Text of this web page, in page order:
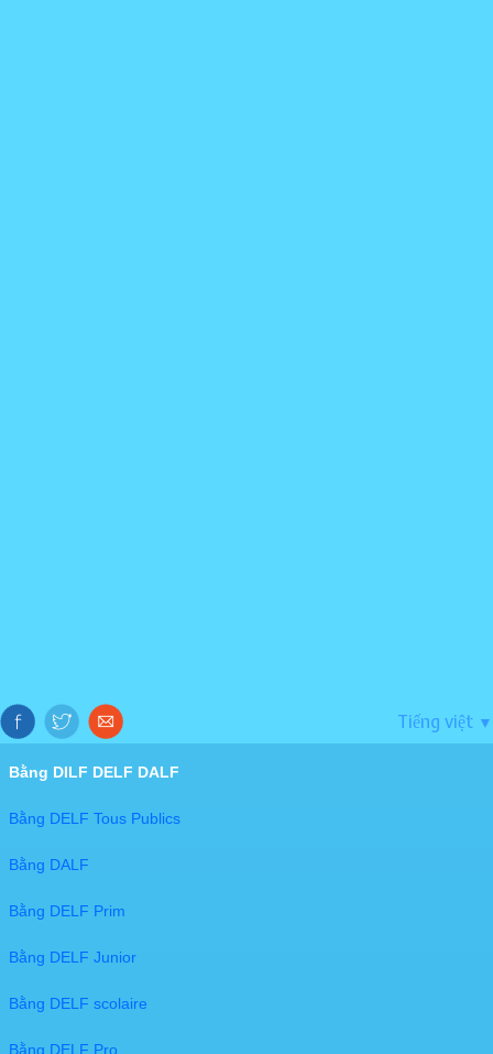
Tiếng việt ▼
Bằng DILF DELF DALF
Bằng DELF Tous Publics
Bằng DALF
Bằng DELF Prim
Bằng DELF Junior
Bằng DELF scolaire
Bằng DELF Pro